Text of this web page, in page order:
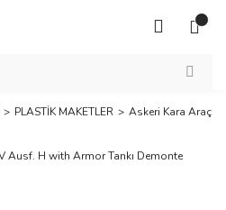
PLASTİK MAKETLER Askeri Kara